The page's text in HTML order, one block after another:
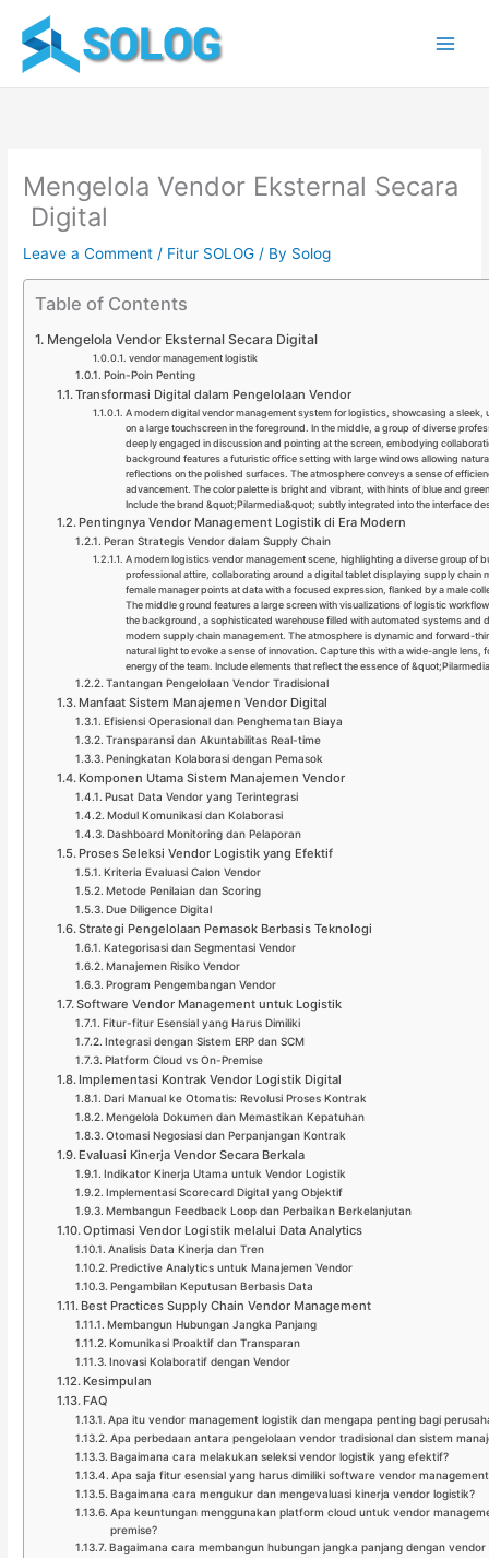
content
Mengelola Vendor Eksternal Secara
Digital
Leave a Comment / Fitur SOLOG / By Solog
Table of Contents
Mengelola Vendor Eksternal Secara Digital
vendor management logistik
Poin-Poin Penting
Transformasi Digital dalam Pengelolaan Vendor
A modern digital vendor management system for logistics, showcasing a
on a large touchscreen in the foreground. In the middle, a group of diverse
deeply engaged in discussion and pointing at the screen, embodying
background features a futuristic office setting with large windows allowing
reflections on the polished surfaces. The atmosphere conveys a sense of
advancement. The color palette is bright and vibrant, with hints of blue and
Include the brand &quot;Pilarmedia&quot; subtly integrated into the interface
Pentingnya Vendor Management Logistik di Era Modern
Peran Strategis Vendor dalam Supply Chain
A modern logistics vendor management scene, highlighting a diverse group of
professional attire, collaborating around a digital tablet displaying supply chain
female manager points at data with a focused expression, flanked by a male
The middle ground features a large screen with visualizations of logistic
the background, a sophisticated warehouse filled with automated systems and
modern supply chain management. The atmosphere is dynamic and forward-
natural light to evoke a sense of innovation. Capture this with a wide-angle lens,
energy of the team. Include elements that reflect the essence of
Tantangan Pengelolaan Vendor Tradisional
Manfaat Sistem Manajemen Vendor Digital
Efisiensi Operasional dan Penghematan Biaya
Transparansi dan Akuntabilitas Real-time
Peningkatan Kolaborasi dengan Pemasok
Komponen Utama Sistem Manajemen Vendor
Pusat Data Vendor yang Terintegrasi
Modul Komunikasi dan Kolaborasi
Dashboard Monitoring dan Pelaporan
Proses Seleksi Vendor Logistik yang Efektif
Kriteria Evaluasi Calon Vendor
Metode Penilaian dan Scoring
Due Diligence Digital
Strategi Pengelolaan Pemasok Berbasis Teknologi
Kategorisasi dan Segmentasi Vendor
Manajemen Risiko Vendor
Program Pengembangan Vendor
Software Vendor Management untuk Logistik
Fitur-fitur Esensial yang Harus Dimiliki
Integrasi dengan Sistem ERP dan SCM
Platform Cloud vs On-Premise
Implementasi Kontrak Vendor Logistik Digital
Dari Manual ke Otomatis: Revolusi Proses Kontrak
Mengelola Dokumen dan Memastikan Kepatuhan
Otomasi Negosiasi dan Perpanjangan Kontrak
Evaluasi Kinerja Vendor Secara Berkala
Indikator Kinerja Utama untuk Vendor Logistik
Implementasi Scorecard Digital yang Objektif
Membangun Feedback Loop dan Perbaikan Berkelanjutan
Optimasi Vendor Logistik melalui Data Analytics
Analisis Data Kinerja dan Tren
Predictive Analytics untuk Manajemen Vendor
Pengambilan Keputusan Berbasis Data
Best Practices Supply Chain Vendor Management
Membangun Hubungan Jangka Panjang
Komunikasi Proaktif dan Transparan
Inovasi Kolaboratif dengan Vendor
Kesimpulan
FAQ
Apa itu vendor management logistik dan mengapa penting bagi
Apa perbedaan antara pengelolaan vendor tradisional dan sistem
Bagaimana cara melakukan seleksi vendor logistik yang efektif?
Apa saja fitur esensial yang harus dimiliki software vendor
Bagaimana cara mengukur dan mengevaluasi kinerja vendor logistik?
Apa keuntungan menggunakan platform cloud untuk vendor
premise?
Bagaimana cara membangun hubungan jangka panjang dengan vendor